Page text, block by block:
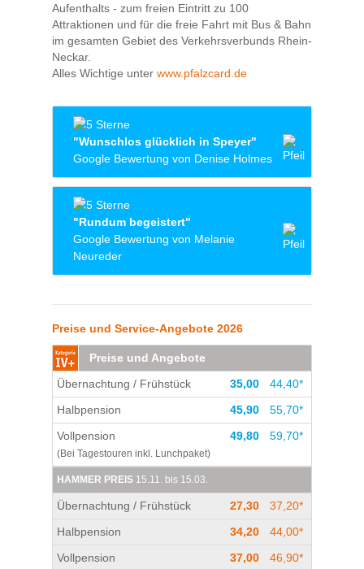
Aufenthalts - zum freien Eintritt zu 100
Attraktionen und für die freie Fahrt mit Bus & Bahn
im gesamten Gebiet des Verkehrsverbunds Rhein-
Neckar.
Alles Wichtige unter www.pfalzcard.de
"Wunschlos glücklich in Speyer"
Google Bewertung von Denise Holmes
Es war so schön in Speyer dass wir
verlängern mussten. An der Info arbeitet ein
netter Mann der so lustig und freundlich ist
und immer alles möglich gemacht hat das wir
"Rundum begeistert"
Google Bewertung von Melanie
Neureder
ein tolles sauberes gepflegtes Zimmer, der
Standort genau richtig um abends noch ne
Runde spazieren zu gehen. Komme gerne
wieder!
Preise und Service-Angebote 2026
Preise und Angebote
Übernachtung / Frühstück
35,00
44,40*
Halbpension
45,90
55,70*
Vollpension
(Bei Tagestouren inkl. Lunchpaket)
49,80 59,70*
HAMMER PREIS 15.11. bis 15.03.
Übernachtung / Frühstück 27,30
37,20*
Halbpension
34,20
44,00*
Vollpension
37,00 46,90*